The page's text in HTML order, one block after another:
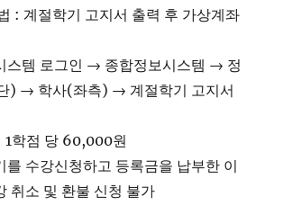
: 계절학기 고지서 출력 후 가상계좌
스템 로그인 → 종합정보시스템 → 정
) → 학사(좌측) → 계절학기 고지서
학점 당 60,000원
수강신청하고 등록금을 납부한 이
취소 및 환불 신청 불가